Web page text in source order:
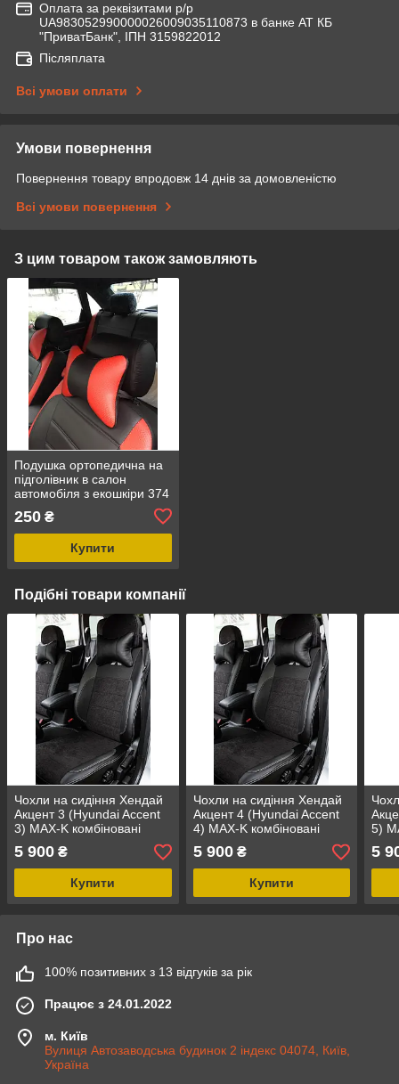
Оплата за реквізитами р/р
UA983052990000026009035110873 в банке АТ КБ
"ПриватБанк", ІПН 3159822012
Післяплата
Всі умови оплати
Умови повернення
Повернення товару впродовж 14 днів за домовленістю
Всі умови повернення
З цим товаром також замовляють
Подушка ортопедична на
підголівник в салон
автомобіля з екошкіри 374
250 ₴
Купити
Подібні товари компанії
Чохли на сидіння Хендай
Акцент 3 (Hyundai Accent
3) MAX-K комбіновані
аригона алькантара
5 900 ₴
Купити
Чохли на сидіння Хендай
Акцент 4 (Hyundai Accent
4) MAX-K комбіновані
аригона алькантара
5 900₴
Купити
5)
5
Про нас
100% позитивних з 13 відгуків за рік
Працює з 24.01.2022
м. Київ
Вулиця Автозаводська будинок 2 індекс 04074, Київ,
Україна